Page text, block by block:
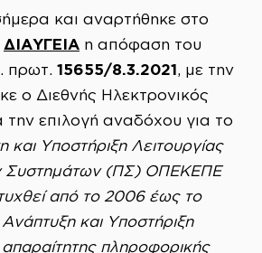
και αναρτήθηκε στο
ΔΙΑΥΓΕΙΑ η απόφαση του
πρωτ. 15655/8.3.2021, με την
ο Διεθνής Ηλεκτρονικός
την επιλογή αναδόχου για το
και Υποστήριξη Λειτουργίας
Συστημάτων (ΠΣ) ΟΠΕΚΕΠΕ
από το 2006 έως το
και Υποστήριξη
απαραίτητης πληροφορικής